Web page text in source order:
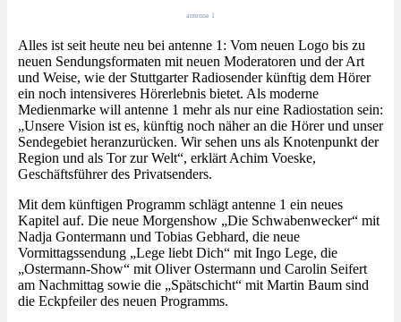
antenne 1
Alles ist seit heute neu bei antenne 1: Vom neuen Logo bis zu
neuen Sendungsformaten mit neuen Moderatoren und der Art
und Weise, wie der Stuttgarter Radiosender künftig dem Hörer
ein noch intensiveres Hörerlebnis bietet. Als moderne
Medienmarke will antenne 1 mehr als nur eine Radiostation sein:
„Unsere Vision ist es, künftig noch näher an die Hörer und unser
Sendegebiet heranzurücken. Wir sehen uns als Knotenpunkt der
Region und als Tor zur Welt“, erklärt Achim Voeske,
Geschäftsführer des Privatsenders.
Mit dem künftigen Programm schlägt antenne 1 ein neues
Kapitel auf. Die neue Morgenshow „Die Schwabenwecker“ mit
Nadja Gontermann und Tobias Gebhard, die neue
Vormittagssendung „Lege liebt Dich“ mit Ingo Lege, die
„Ostermann-Show“ mit Oliver Ostermann und Carolin Seifert
am Nachmittag sowie die „Spätschicht“ mit Martin Baum sind
die Eckpfeiler des neuen Programms.